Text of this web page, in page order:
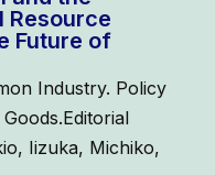
Resource
Future of
Industry. Policy
Iizuka, Michiko,